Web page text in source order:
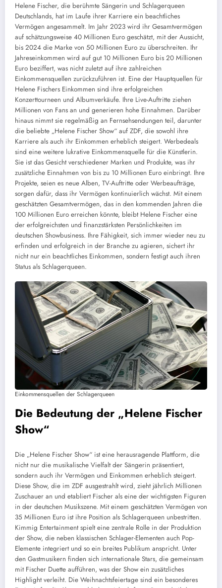
Helene Fischer, die berühmte Sängerin und Schlagerqueen
Deutschlands, hat im Laufe ihrer Karriere ein beachtliches
Vermögen angesammelt. Im Jahr 2023 wird ihr Gesamtvermögen
auf schätzungsweise 40 Millionen Euro geschätzt, mit der Aussicht,
bis 2024 die Marke von 50 Millionen Euro zu überschreiten. Ihr
Jahreseinkommen wird auf gut 10 Millionen Euro bis 20 Millionen
Euro beziffert, was nicht zuletzt auf ihre zahlreichen
Einkommensquellen zurückzuführen ist. Eine der Hauptquellen für
Helene Fischers Einkommen sind ihre erfolgreichen
Konzerttourneen und Albumverkäufe. Ihre Live-Auftritte ziehen
Millionen von Fans an und generieren hohe Einnahmen. Darüber
hinaus nimmt sie regelmäßig an Fernsehsendungen teil, darunter
die beliebte „Helene Fischer Show“ auf ZDF, die sowohl ihre
Karriere als auch ihr Einkommen erheblich steigert. Werbedeals
sind eine weitere lukrative Einkommensquelle für die Künstlerin.
Sie ist das Gesicht verschiedener Marken und Produkte, was ihr
zusätzliche Einnahmen von bis zu 10 Millionen Euro einbringt. Ihre
Projekte, seien es neue Alben, TV-Auftritte oder Werbeaufträge,
sorgen dafür, dass ihr Vermögen kontinuierlich wächst. Mit einem
geschätzten Gesamtvermögen, das in den kommenden Jahren die
100 Millionen Euro erreichen könnte, bleibt Helene Fischer eine
der erfolgreichsten und finanzstärksten Persönlichkeiten im
deutschen Showbusiness. Ihre Fähigkeit, sich immer wieder neu zu
erfinden und erfolgreich in der Branche zu agieren, sichert ihr
nicht nur ein beachtliches Einkommen, sondern festigt auch ihren
Status als Schlagerqueen.
Einkommensquellen der Schlagerqueen
Die Bedeutung der „Helene Fischer
Show“
Die „Helene Fischer Show“ ist eine herausragende Plattform, die
nicht nur die musikalische Vielfalt der Sängerin präsentiert,
sondern auch ihr Vermögen und Einkommen erheblich steigert.
Diese Show, die im ZDF ausgestrahlt wird, zieht jährlich Millionen
Zuschauer an und etabliert Fischer als eine der wichtigsten Figuren
in der deutschen Musikszene. Mit einem geschätzten Vermögen von
35 Millionen Euro ist ihre Position als Schlagerqueen unbestritten.
Kimmig Entertainment spielt eine zentrale Rolle in der Produktion
der Show, die neben klassischen Schlager-Elementen auch Pop-
Elemente integriert und so ein breites Publikum anspricht. Unter
den Gastmusikern finden sich internationale Stars, die gemeinsam
mit Fischer Duette aufführen, was der Show ein zusätzliches
Highlight verleiht. Die Weihnachtsfeiertage sind ein besonderes